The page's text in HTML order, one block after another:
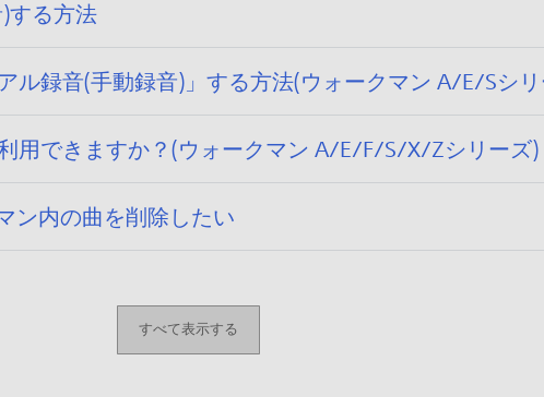
する方法
ル録音(手動録音)」する方法(ウォークマン A/E/Sシ
用できますか？(ウォークマン A/E/F/S/X/Zシリーズ)
ン内の曲を削除したい
すべて表示する